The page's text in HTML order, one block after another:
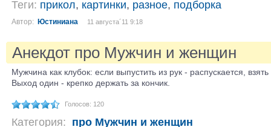
Теги: прикол, картинки, разное, подборка
Автор: Юстиниана 11 августа´11 9:18
Анекдот про Мужчин и женщин
Мужчина как клубок: если выпустить из рук - распускается,
Выход один - крепко держать за кончик.
Голосов: 120
Категория: про Мужчин и женщин